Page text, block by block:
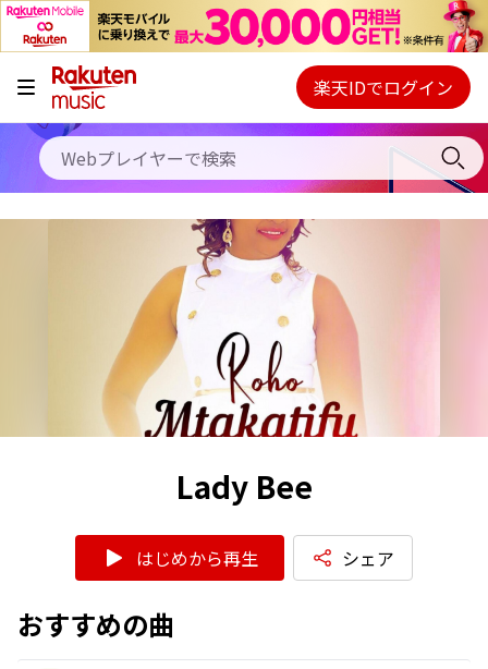
キャンペーン
料金プラン
使い方
初回30日間無料お試し
Webプレイヤー
ご契約内容の確認・変更
楽天IDでログイン
Lady Bee
はじめから再生 シェア
おすすめの曲